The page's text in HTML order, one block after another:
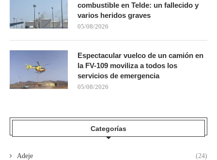
combustible en Telde: un fallecido y
varios heridos graves
05/08/2026
Espectacular vuelco de un camión en
la FV-109 moviliza a todos los
servicios de emergencia
05/08/2026
Categorías
Adeje (24)